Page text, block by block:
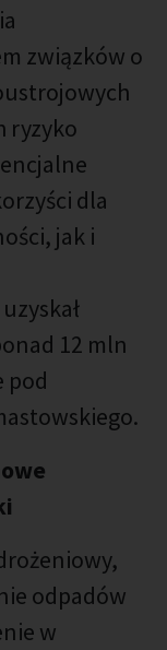
związków o
ryzyko
dla
jak i
12 mln
pod
odpadów
w